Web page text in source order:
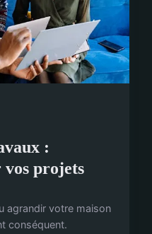
:
projets
agrandir votre maison
conséquent.